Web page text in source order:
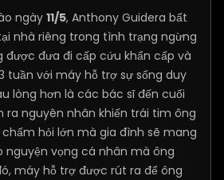
ngày 11/5, Anthony Guidera bất
nhà riêng trong tình trạng ngừng
được đưa đi cấp cứu khẩn cấp và
tuần với máy hỗ trợ sự sống duy
lòng hơn là các bác sĩ đến cuối
nguyên nhân khiến trái tim ông
hỏi lớn mà gia đình sẽ mang
nguyện vọng cá nhân mà ông
máy hỗ trợ được rút ra để ông